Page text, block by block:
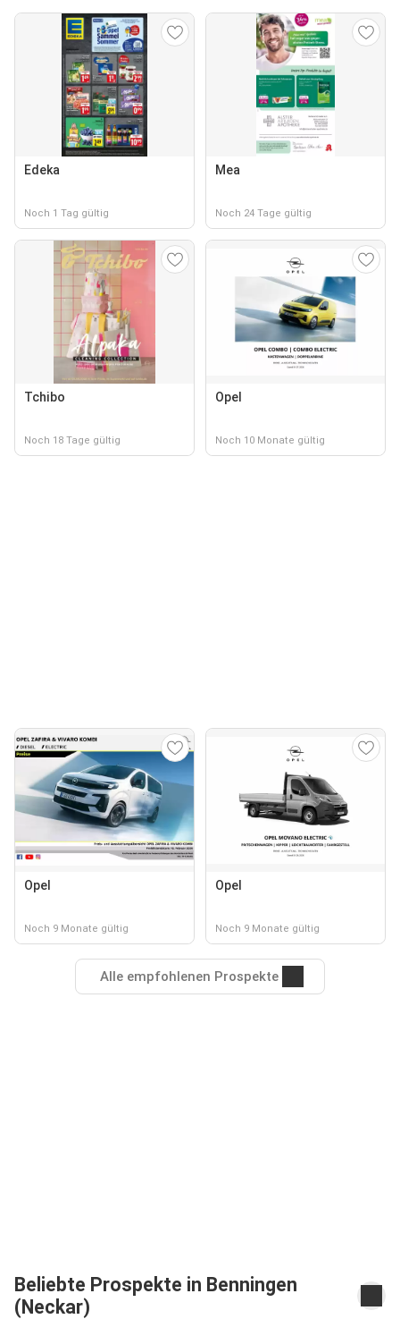
Edeka
Noch 1 Tag gültig
Mea
Noch 24 Tage gültig
Tchibo
Noch 18 Tage gültig
Opel
Noch 10 Monate gültig
Opel
Noch 9 Monate gültig
Opel
Noch 9 Monate gültig
Alle empfohlenen Prospekte
Beliebte Prospekte in Benningen
(Neckar)